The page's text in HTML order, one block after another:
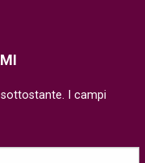
I campi